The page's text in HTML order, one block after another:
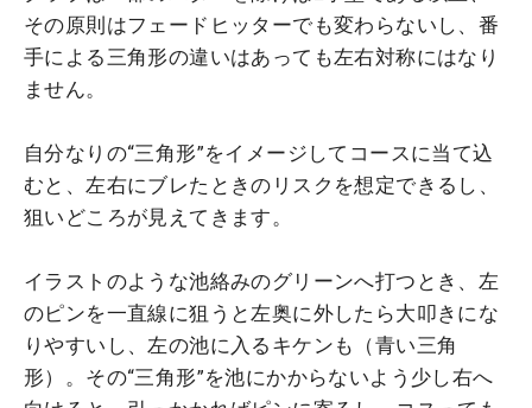
その原則はフェードヒッターでも変わらないし、番
手による三角形の違いはあっても左右対称にはなり
ません。
自分なりの“三角形”をイメージしてコースに当て込
むと、左右にブレたときのリスクを想定できるし、
狙いどころが見えてきます。
イラストのような池絡みのグリーンへ打つとき、左
のピンを一直線に狙うと左奥に外したら大叩きにな
りやすいし、左の池に入るキケンも（青い三角
形）。その“三角形”を池にかからないよう少し右へ